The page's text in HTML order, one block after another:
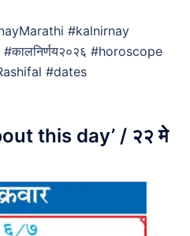
#kalnirnay
#horoscope
#dates
this day’ / २२ मे